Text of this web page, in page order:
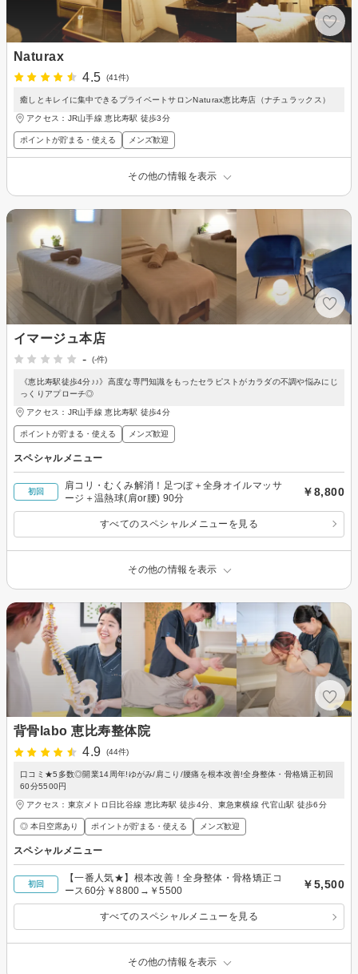
Naturax
4.5
(41件)
癒しとキレイに集中できるプライベートサロンNaturax恵比寿店（ナチュラックス）
アクセス：JR山手線 恵比寿駅 徒歩3分
ポイントが貯まる・使える メンズ歓迎
その他の情報を表示
イマージュ本店
-
(-件)
《恵比寿駅徒歩4分♪♪》高度な専門知識をもったセラピストがカラダの不調や悩みにじ
っくりアプローチ◎
アクセス：JR山手線 恵比寿駅 徒歩4分
ポイントが貯まる・使える メンズ歓迎
スペシャルメニュー
初回
肩コリ・むくみ解消！足つぼ＋全身オイルマッサ
ージ＋温熱球(肩or腰) 90分
￥8,800
すべてのスペシャルメニューを見る
その他の情報を表示
背骨labo 恵比寿整体院
4.9
(44件)
口コミ★5多数◎開業14周年!ゆがみ/肩こり/腰痛を根本改善!全身整体・骨格矯正初回
60分5500円
アクセス：東京メトロ日比谷線 恵比寿駅 徒歩4分、東急東横線 代官山駅 徒歩6分
◎ 本日空席あり ポイントが貯まる・使える メンズ歓迎
スペシャルメニュー
初回
【一番人気★】根本改善！全身整体・骨格矯正コ
ース60分￥8800→￥5500
￥5,500
すべてのスペシャルメニューを見る
その他の情報を表示